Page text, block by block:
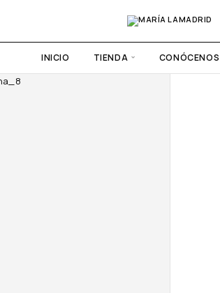
INICIO TIENDA CONÓCENOS